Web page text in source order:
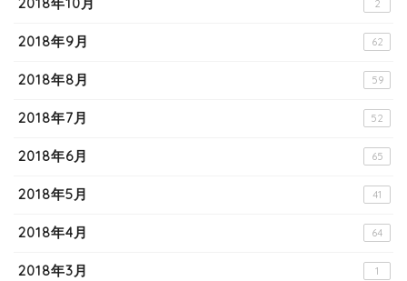
2
2018年9月 62
2018年8月 59
2018年7月 52
2018年6月 65
2018年5月 41
2018年4月 64
2018年3月 1